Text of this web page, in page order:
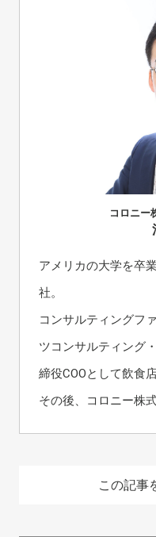
コロニー
アメリカの大学を卒
社。
コンサルティングフ
ツコンサルティング
締役COOとして飲食
その後、コロニー株
この記事